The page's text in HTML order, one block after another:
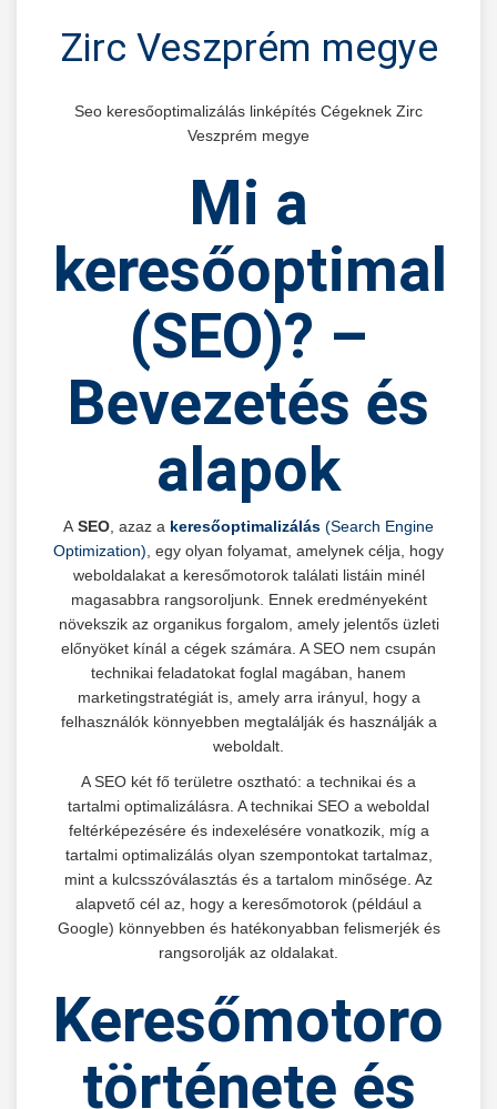
Zirc Veszprém megye
Seo keresőoptimalizálás linképítés Cégeknek Zirc
Veszprém megye
Mi a
(SEO)? –
Bevezetés és
alapok
A SEO , azaz a keresőoptimalizálás (Search Engine
Optimization) , egy olyan folyamat, amelynek célja, hogy
weboldalakat a keresőmotorok találati listáin minél
magasabbra rangsoroljunk. Ennek eredményeként
növekszik az organikus forgalom, amely jelentős üzleti
előnyöket kínál a cégek számára. A SEO nem csupán
technikai feladatokat foglal magában, hanem
marketingstratégiát is, amely arra irányul, hogy a
felhasználók könnyebben megtalálják és használják a
weboldalt.
A SEO két fő területre osztható: a technikai és a
tartalmi optimalizálásra. A technikai SEO a weboldal
feltérképezésére és indexelésére vonatkozik, míg a
tartalmi optimalizálás olyan szempontokat tartalmaz,
mint a kulcsszóválasztás és a tartalom minősége. Az
alapvető cél az, hogy a keresőmotorok (például a
Google) könnyebben és hatékonyabban felismerjék és
rangsorolják az oldalakat.
Keresőmotorok
története és